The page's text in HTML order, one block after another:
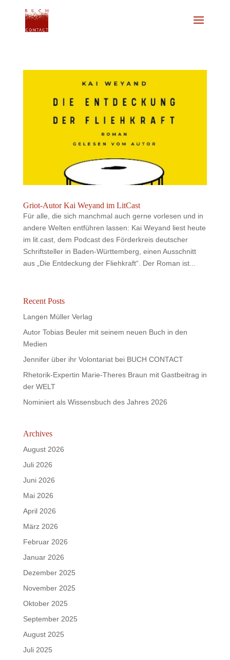
Griot-Autor Kai Weyand im LitCast
Für alle, die sich manchmal auch gerne vorlesen und in
andere Welten entführen lassen: Kai Weyand liest heute
im lit.cast, dem Podcast des Förderkreis deutscher
Schriftsteller in Baden-Württemberg, einen Ausschnitt
aus „Die Entdeckung der Fliehkraft“. Der Roman ist...
Recent Posts
Langen Müller Verlag
Autor Tobias Beuler mit seinem neuen Buch in den
Medien
Jennifer über ihr Volontariat bei BUCH CONTACT
Rhetorik-Expertin Marie-Theres Braun mit Gastbeitrag in
der WELT
Nominiert als Wissensbuch des Jahres 2026
Archives
August 2026
Juli 2026
Juni 2026
Mai 2026
April 2026
März 2026
Februar 2026
Januar 2026
Dezember 2025
November 2025
Oktober 2025
September 2025
August 2025
Juli 2025